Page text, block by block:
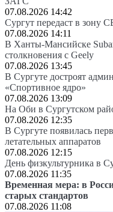
07.08.2026 14:42
Сургут передаст в зону
07.08.2026 14:11
В Ханты-Мансийске
столкновения с Geely
07.08.2026 13:45
В Сургуте достроят
«Спортивное ядро»
07.08.2026 13:09
На Оби в Сургутском
07.08.2026 12:35
В Сургуте появилась
летательных аппаратов
07.08.2026 12:15
День физкультурника в
07.08.2026 11:35
Временная мера: в
старых стандартов
07.08.2026 11:08